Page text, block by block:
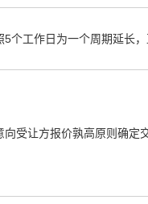
5个工作日为一个周期延长
向受让方报价孰高原则确定